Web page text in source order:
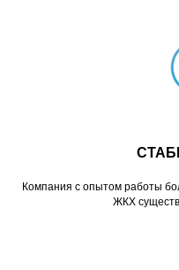
Компания с опытом работы
ЖКХ